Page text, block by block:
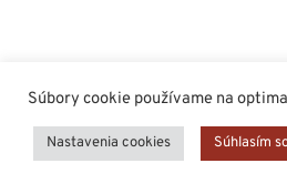
Súbory cookie používame na
Nastavenia cookies Súhlasím